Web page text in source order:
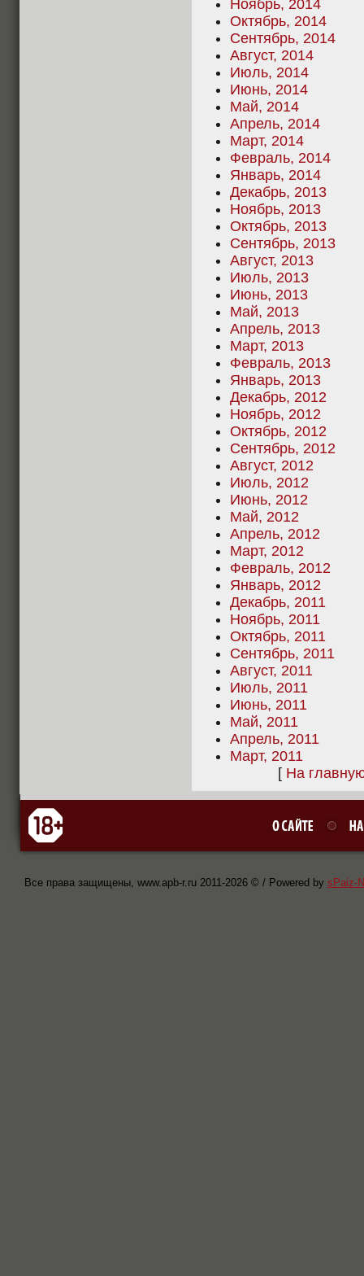
Ноябрь, 2014
Октябрь, 2014
Сентябрь, 2014
Август, 2014
Июль, 2014
Июнь, 2014
Май, 2014
Апрель, 2014
Март, 2014
Февраль, 2014
Январь, 2014
Декабрь, 2013
Ноябрь, 2013
Октябрь, 2013
Сентябрь, 2013
Август, 2013
Июль, 2013
Июнь, 2013
Май, 2013
Апрель, 2013
Март, 2013
Февраль, 2013
Январь, 2013
Декабрь, 2012
Ноябрь, 2012
Октябрь, 2012
Сентябрь, 2012
Август, 2012
Июль, 2012
Июнь, 2012
Май, 2012
Апрель, 2012
Март, 2012
Февраль, 2012
Январь, 2012
Декабрь, 2011
Ноябрь, 2011
Октябрь, 2011
Сентябрь, 2011
Август, 2011
Июль, 2011
Июнь, 2011
Май, 2011
Апрель, 2011
Март, 2011
[ На
Все права защищены, www.apb-r.ru 2011-2026 © / Powered by sPaiz-